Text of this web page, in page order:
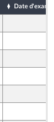
Date d'examen